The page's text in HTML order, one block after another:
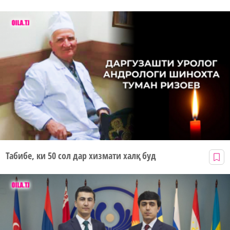
Табибе, ки 50 сол дар хизмати халқ буд